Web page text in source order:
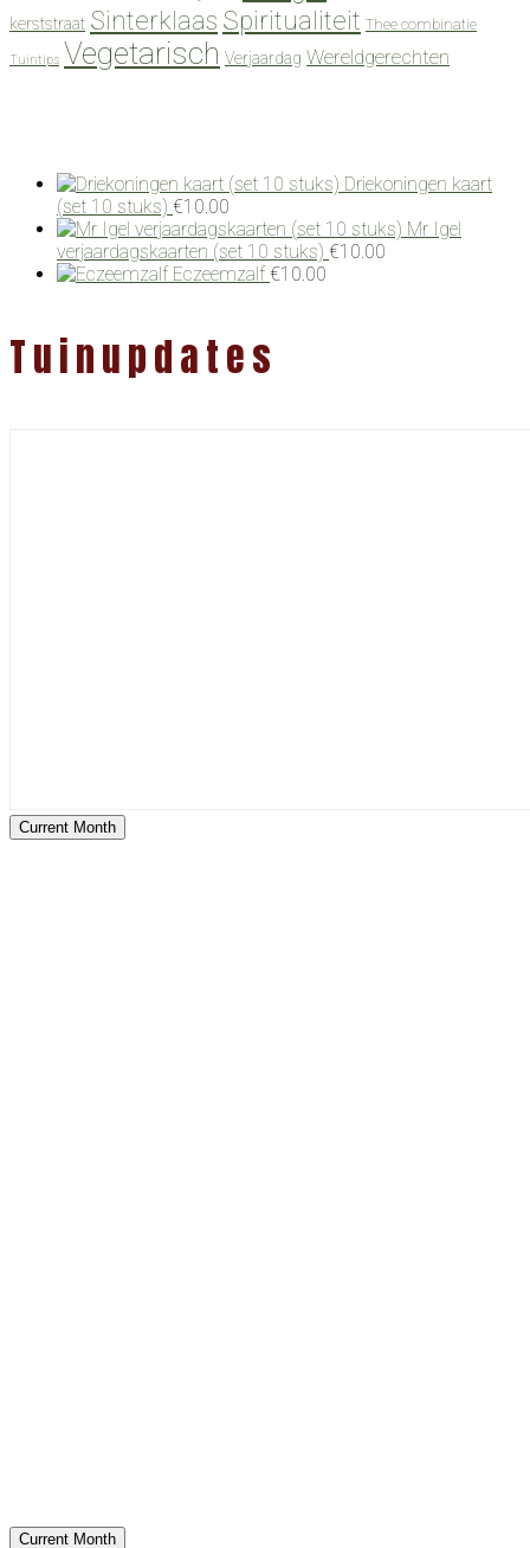
kerststraat Sinterklaas Spiritualiteit Thee combinatie
Tuintips Vegetarisch Verjaardag Wereldgerechten
Driekoningen kaart
(set 10 stuks) €10.00
Mr Igel
verjaardagskaarten (set 10 stuks) €10.00
Eczeemzalf €10.00
Tuinupdates
Current Month
Current Month